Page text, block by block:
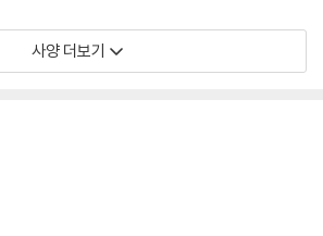
/ 3 VERSIONS / 1EA / 220 x 85 mm
VERSIONS / 1EA / 85 x 55 mm
사양 더보기